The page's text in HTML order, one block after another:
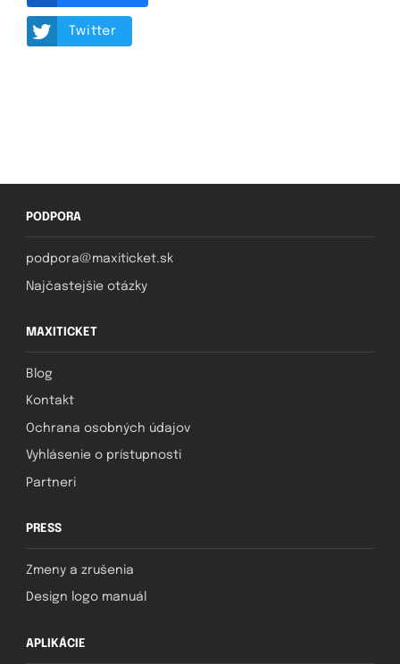
Twitter
PODPORA
podpora@maxiticket.sk
Najčastejšie otázky
MAXITICKET
Blog
Kontakt
Ochrana osobných údajov
Vyhlásenie o prístupnosti
Partneri
PRESS
Zmeny a zrušenia
Design logo manuál
APLIKÁCIE